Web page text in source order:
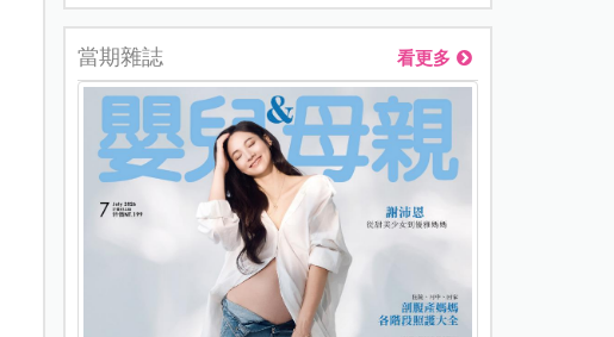
當期雜誌 看更多